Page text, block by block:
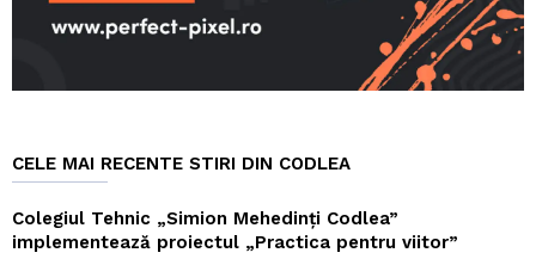
CELE MAI RECENTE STIRI DIN CODLEA
Colegiul Tehnic „Simion Mehedinți Codlea”
implementează proiectul „Practica pentru viitor”